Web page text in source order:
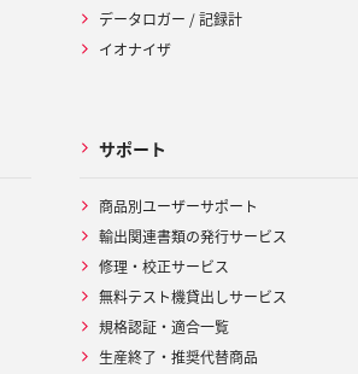
データロガー / 記録計
イオナイザ
サポート
商品別ユーザーサポート
輸出関連書類の発行サービス
修理・校正サービス
無料テスト機貸出しサービス
規格認証・適合一覧
生産終了・推奨代替商品